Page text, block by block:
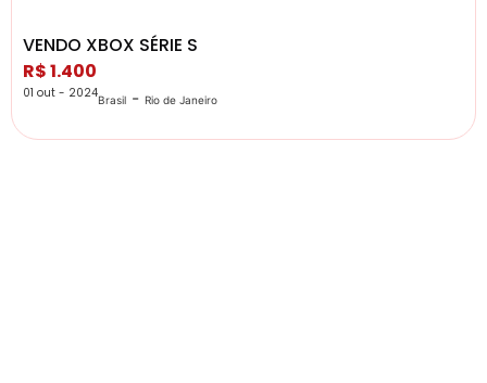
VENDO XBOX SÉRIE S
R$ 1.400
01 out - 2024Brasil - Rio de Janeiro